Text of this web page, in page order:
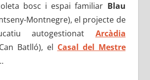
bosc i espai familiar Blau
Montnegre), el projecte de
autogestionat Arcàdia
Batlló), el Casal del Mestre